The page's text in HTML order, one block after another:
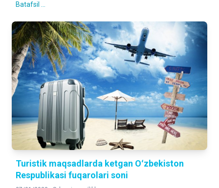
Batafsil ...
Turistik maqsadlarda ketgan Oʻzbekiston
Respublikasi fuqarolari soni